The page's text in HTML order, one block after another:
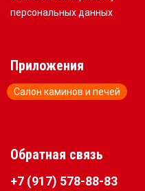
персональных данных
Приложения
Салон каминов и печей
Обратная связь
+7 (917) 578-88-83